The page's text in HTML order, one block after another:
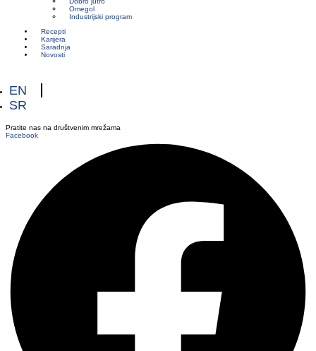
Omegol
Industrijski program
Recepti
Karijera
Saradnja
Novosti
EN
SR
Pratite nas na društvenim mrežama
Facebook